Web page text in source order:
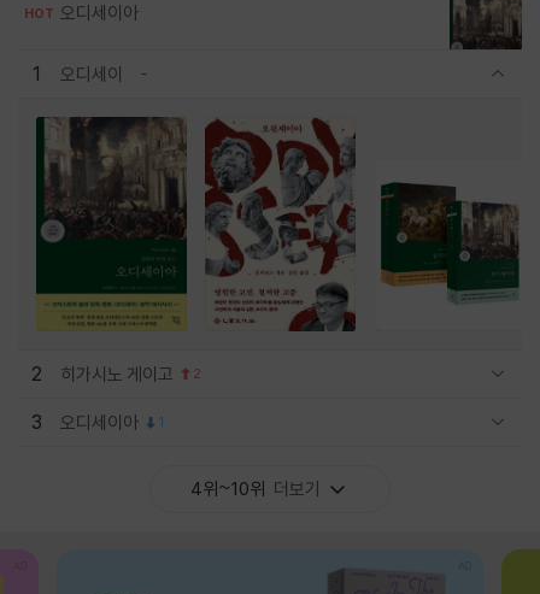
HOT 오디세이아
1 오디세이
2 히가시노 게이고 2
3 오디세이아 1
4위~10위 더보기